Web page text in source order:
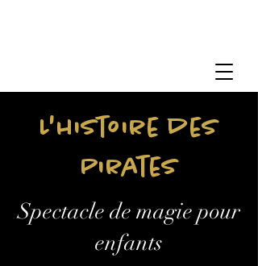
L'histoire des
Pirates
Spectacle de magie pour
enfants